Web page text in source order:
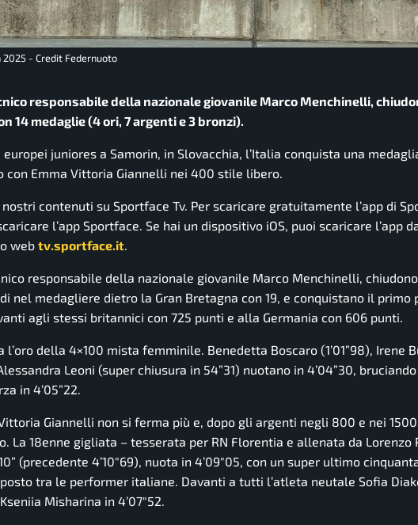
- Credit Federnuoto
responsabile della nazionale giovanile Marco Menchinelli,
14 medaglie (4 ori, 7 argenti e 3 bronzi).
juniores a Samorin, in Slovacchia, l’Italia conquista una
con Emma Vittoria Giannelli nei 400 stile libero.
contenuti su Sportface Tv. Per scaricare gratuitamente l’app di
l’app Sportface. Se hai un dispositivo iOS, puoi scaricare l’app
web tv.sportface.it.
responsabile della nazionale giovanile Marco Menchinelli,
nel medagliere dietro la Gran Bretagna con 19, e conquistano il
agli stessi britannici con 725 punti e alla Germania con 606 punti.
della 4×100 mista femminile. Benedetta Boscaro (1’01”98), Irene
Leoni (super chiusura in 54”31) nuotano in 4’04”30,
in 4’05”22.
Giannelli non si ferma più e, dopo gli argenti negli 800 e nei
La 18enne gigliata – tesserata per RN Florentia e allenata da Lorenzo
(precedente 4’10″69), nuota in 4’09″05, con un super ultimo
tra le performer italiane. Davanti a tutti l’atleta neutale Sofia
Misharina in 4’07″52.